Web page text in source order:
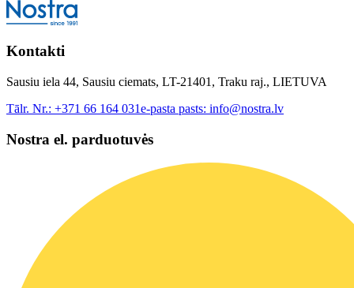
Kontakti
Sausiu iela 44, Sausiu ciemats, LT-21401, Traku raj., LIETUVA
Tālr. Nr.: +371 66 164 031e-pasta pasts: info@nostra.lv
Nostra el. parduotuvės